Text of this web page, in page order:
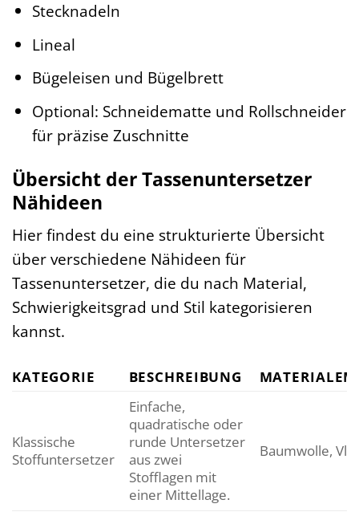
Stecknadeln
Lineal
Bügeleisen und Bügelbrett
Optional: Schneidematte und Rollschneider
für präzise Zuschnitte
Übersicht der Tassenuntersetzer
Nähideen
Hier findest du eine strukturierte Übersicht
über verschiedene Nähideen für
Tassenuntersetzer, die du nach Material,
Schwierigkeitsgrad und Stil kategorisieren
kannst.
KATEGORIE BESCHREIBUNG
Klassische
Stoffuntersetzer
Einfache,
quadratische oder
runde Untersetzer
aus zwei
Stofflagen mit
einer Mittellage.
Baumwolle,